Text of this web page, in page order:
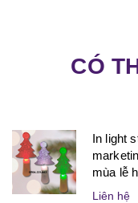
CÓ
In light
mùa lễ
Liên hệ